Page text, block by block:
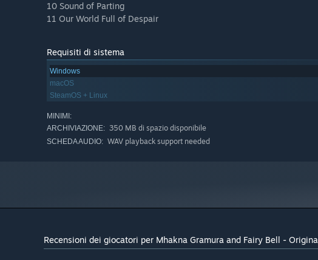
10 Sound of Parting
11 Our World Full of Despair
Requisiti di sistema
Windows
macOS
SteamOS + Linux
MINIMI:
ARCHIVIAZIONE: 350 MB di spazio disponibile
SCHEDA AUDIO: WAV playback support needed
Recensioni dei giocatori per Mhakna Gramura and Fairy Bell -